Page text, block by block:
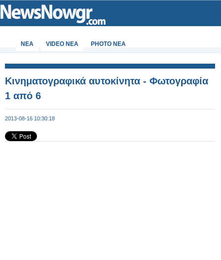
ΝΕΑ VIDEO NEA PHOTO NEA
Κινηματογραφικά αυτοκίνητα - Φωτογραφία
1 από 6
2013-08-16 10:30:18